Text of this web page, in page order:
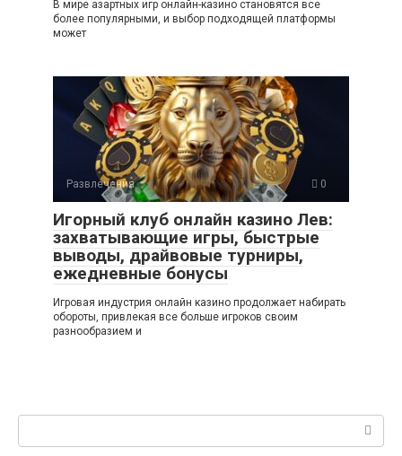
В мире азартных игр онлайн-казино становятся все
более популярными, и выбор подходящей платформы
может
Развлечения 0
Игорный клуб онлайн казино Лев:
захватывающие игры, быстрые
выводы, драйвовые турниры,
ежедневные бонусы
Игровая индустрия онлайн казино продолжает набирать
обороты, привлекая все больше игроков своим
разнообразием и